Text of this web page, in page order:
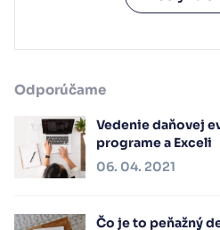
Odporúčame
Vedenie daňovej
programe a Exceli
06. 04. 2021
Čo je to peňažný